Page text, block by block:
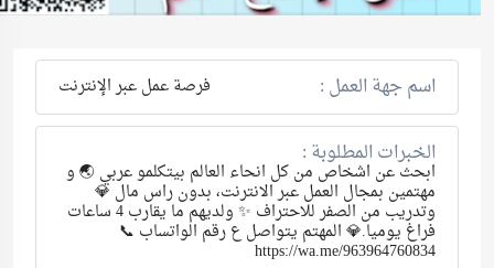
اسم جهة العمل : فرصة عمل عبر الإنترنت
الخبرات المطلوبة :
ابحث عن اشخاص من كل انحاء العالم بيتكلمو عربي 🌏 و
مهتمين بمجال العمل عبر الانترنت، بدون راس مال 💎
وتدريب من الصفر للاحتراف ✨ ولديهم ما يقارب 4 ساعات
فراغ يوميا.💎 المهتم يتواصل ع رقم الواتساب 📞
https://wa.me/963964760834